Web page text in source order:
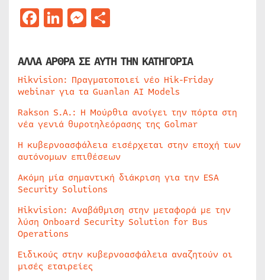
Facebook
LinkedIn
Messenger
ΑΛΛΑ ΑΡΘΡΑ ΣΕ ΑΥΤΗ ΤΗΝ ΚΑΤΗΓΟΡΙΑ
Hikvision: Πραγματοποιεί νέο Hik-Friday
webinar για τα Guanlan AI Models
Rakson S.A.: Η Μούρθια ανοίγει την πόρτα στη
νέα γενιά θυροτηλεόρασης της Golmar
Η κυβερνοασφάλεια εισέρχεται στην εποχή των
αυτόνομων επιθέσεων
Ακόμη μία σημαντική διάκριση για την ESA
Security Solutions
Hikvision: Αναβάθμιση στην μεταφορά με την
λύση Onboard Security Solution for Bus
Operations
Ειδικούς στην κυβερνοασφάλεια αναζητούν οι
μισές εταιρείες